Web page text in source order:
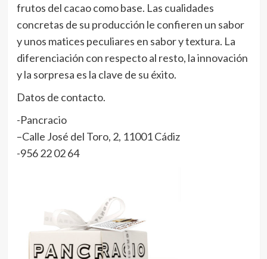
frutos del cacao como base. Las cualidades
concretas de su producción le confieren un sabor
y unos matices peculiares en sabor y textura. La
diferenciación con respecto al resto, la innovación
y la sorpresa es la clave de su éxito.
Datos de contacto.
-Pancracio
–Calle José del Toro, 2, 11001 Cádiz
-956 22 02 64